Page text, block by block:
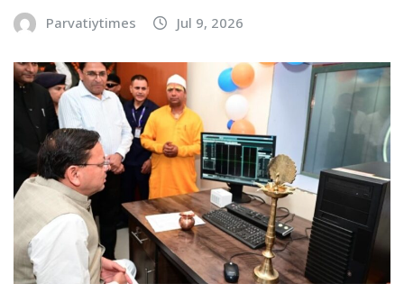
Parvatiytimes Jul 9, 2026